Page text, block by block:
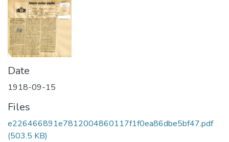
Date
1918-09-15
Files
e226466891e7812004860117f1f0ea86dbe5bf47.pdf
(503.5 KB)